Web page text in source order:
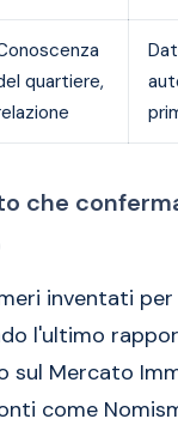
quartiere,
che
inventati
l'ultimo
sul Mercato
come